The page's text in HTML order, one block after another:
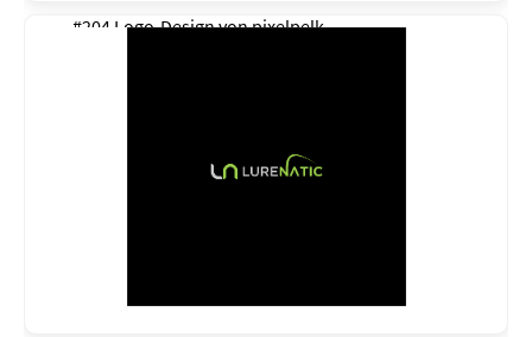
#204 Logo-Design vonpixelpelk